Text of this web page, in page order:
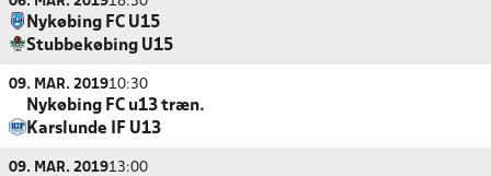
Nykøbing FC U15
Stubbekøbing U15
09. MAR. 201910:30
Nykøbing FC u13 træn.
Karslunde IF U13
09. MAR. 201913:00